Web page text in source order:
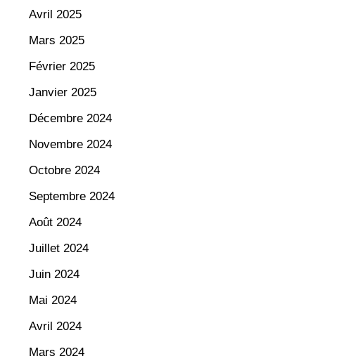
Avril 2025
Mars 2025
Février 2025
Janvier 2025
Décembre 2024
Novembre 2024
Octobre 2024
Septembre 2024
Août 2024
Juillet 2024
Juin 2024
Mai 2024
Avril 2024
Mars 2024